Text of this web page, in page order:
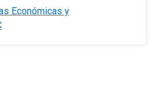
Económicas y